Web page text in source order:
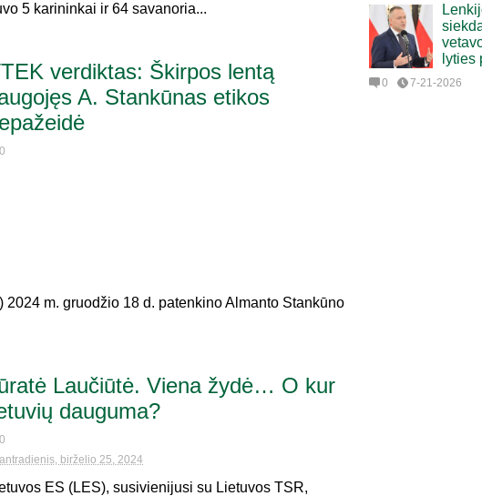
5 karininkai ir 64 savanoria...
verdiktas: Škirpos lentą
A. Stankūnas etikos
0
m. gruodžio 18 d. patenkino Almanto Stankūno
Laučiūtė. Viena žydė… O kur
dauguma?
0
antradienis, birželio 25, 2024
ES (LES), susivienijusi su Lietuvos TSR,
lyties
0 7-21-2026